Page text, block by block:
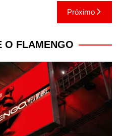
Próximo
O FLAMENGO